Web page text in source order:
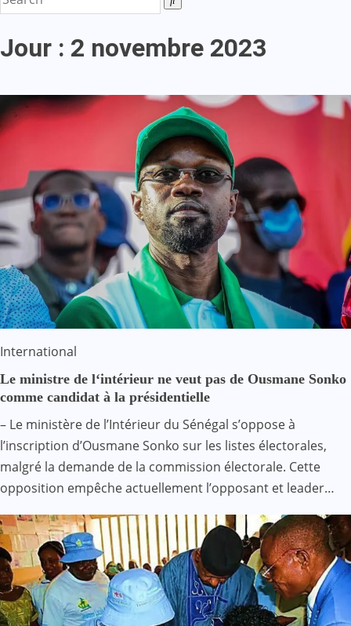
Jour : 2 novembre 2023
International
Le ministre de l‘intérieur ne veut pas de Ousmane Sonko
comme candidat à la présidentielle
– Le ministère de l’Intérieur du Sénégal s’oppose à
l’inscription d’Ousmane Sonko sur les listes électorales,
malgré la demande de la commission électorale. Cette
opposition empêche actuellement l’opposant et leader…